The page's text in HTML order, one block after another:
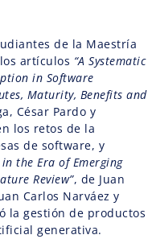
de la Maestría
artículos “A Systematic
in Software
Maturity, Benefits and
César Pardo y
los retos de la
de software, y
the Era of Emerging
Review”, de Juan
Carlos Narváez y
la gestión de productos
generativa.